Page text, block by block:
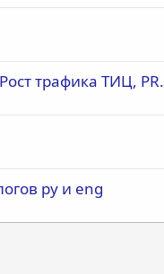
трафика ТИЦ, PR.
ру и eng